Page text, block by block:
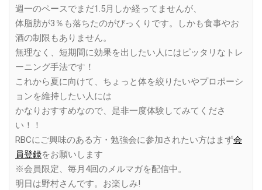
週一のペースでまだ1.5月しか経ってませんが、
体脂肪が3％も落ちたのがびっくりです。しかも食事やお
酒の制限もありません。
無理なく、短期間に効果を出したい人にはピッタリなトレ
ーニング手法です！
これから夏に向けて、ちょっと体を絞りたいやプロポーシ
ョンを維持したい人には
かなりおすすめなので、是非一度体験してみてくださ
い！！
RBCにご興味のある方・勉強会に参加されたい方はまず会
員登録をお願いします
※会員限定、毎月4回のメルマガを配信中。
明日は野村さんです。お楽しみ!